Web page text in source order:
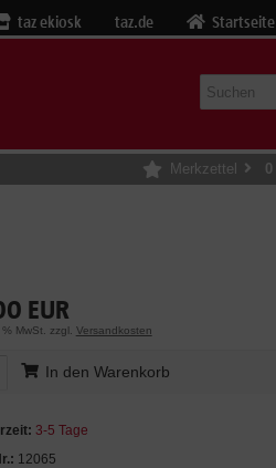
Startseite
taz.de
taz ekiosk
Merkzettel 0
EUR
MwSt. zzgl. Versandkosten
In den Warenkorb
3-5 Tage
12065